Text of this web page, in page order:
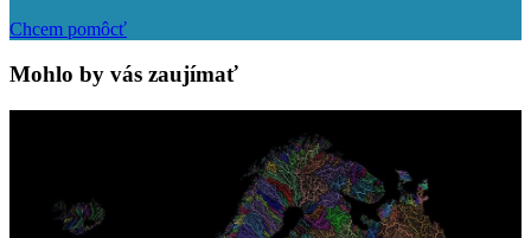
Chcem pomôcť
Mohlo by vás zaujímať